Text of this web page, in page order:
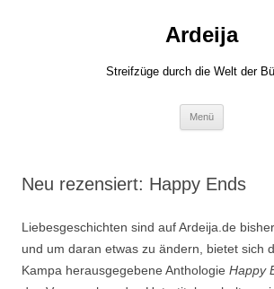
Ardeija
Streifzüge durch die Welt der
Menü
Neu rezensiert: Happy Ends
Liebesgeschichten sind auf Ardeija.de
und um daran etwas zu ändern, bietet sich
Kampa herausgegebene Anthologie Happy